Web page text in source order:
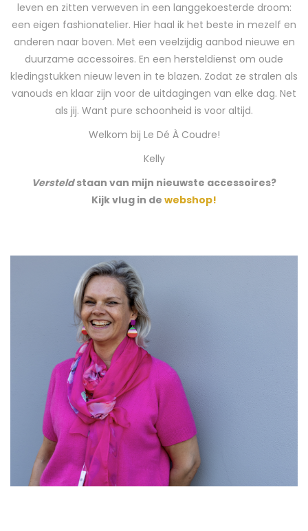
leven en zitten verweven in een langgekoesterde droom:
een eigen fashionatelier. Hier haal ik het beste in mezelf en
anderen naar boven. Met een veelzijdig aanbod nieuwe en
duurzame accessoires. En een hersteldienst om oude
kledingstukken nieuw leven in te blazen. Zodat ze stralen als
vanouds en klaar zijn voor de uitdagingen van elke dag. Net
als jij. Want pure schoonheid is voor altijd.
Welkom bij Le Dé À Coudre!
Kelly
Versteldstaan van mijn nieuwste accessoires?
Kijk vlug in de webshop!